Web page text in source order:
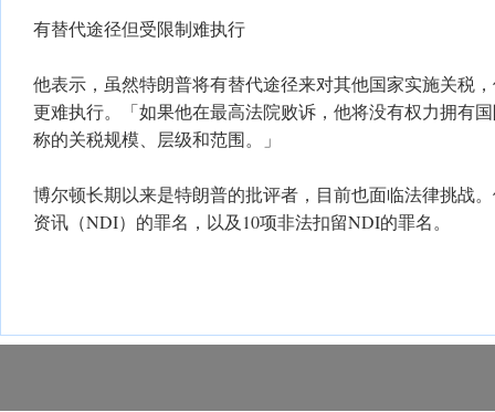
有替代途径但受限制难执行
他表示，虽然特朗普将有替代途径来对其他国家实施关税
更难执行。「如果他在最高法院败诉，他将没有权力拥有
称的关税规模、层级和范围。」
博尔顿长期以来是特朗普的批评者，目前也面临法律挑战
资讯（NDI）的罪名，以及10项非法扣留NDI的罪名。